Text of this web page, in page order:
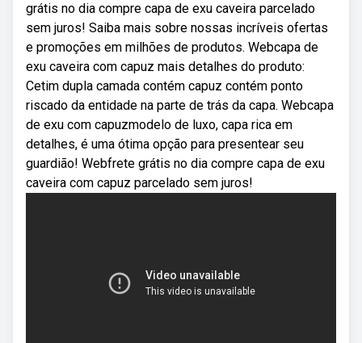
grátis no dia compre capa de exu caveira parcelado
sem juros! Saiba mais sobre nossas incríveis ofertas
e promoções em milhões de produtos. Webcapa de
exu caveira com capuz mais detalhes do produto:
Cetim dupla camada contém capuz contém ponto
riscado da entidade na parte de trás da capa. Webcapa
de exu com capuzmodelo de luxo, capa rica em
detalhes, é uma ótima opção para presentear seu
guardião! Webfrete grátis no dia compre capa de exu
caveira com capuz parcelado sem juros!